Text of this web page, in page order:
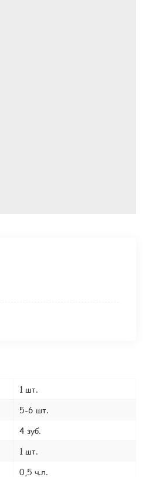
1 шт.
5-6 шт.
4 зуб.
1 шт.
0,5 ч.л.